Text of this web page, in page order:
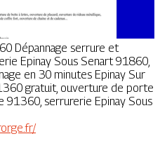
Dépannage serrure et
Epinay Sous Senart 91860,
en 30 minutes Epinay Sur
gratuit, ouverture de porte
91360, serrurerie Epinay Sous